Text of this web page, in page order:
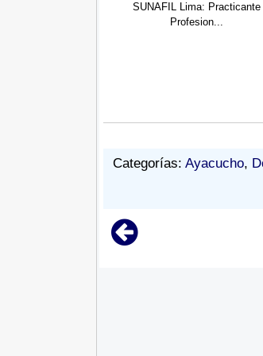
SUNAFIL Lima: Practicante
Categorías: Ayacucho,